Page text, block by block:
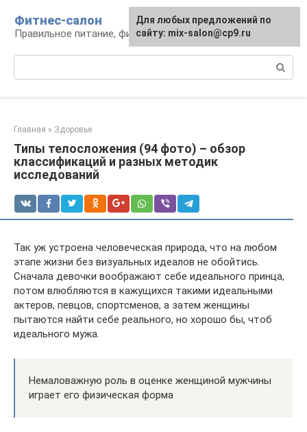
контенту
Фитнес-салон
Правильное питание, фитнес, образ жизни
Главная » Здоровье
Типы телосложения (94 фото) – обзор
классификаций и разных методик
исследований
Так уж устроена человеческая природа, что на любом
этапе жизни без визуальных идеалов не обойтись.
Сначала девочки воображают себе идеального принца,
потом влюбляются в кажущихся такими идеальными
актеров, певцов, спортсменов, а затем женщины
пытаются найти себе реального, но хорошо бы, чтоб
идеального мужа.
Немаловажную роль в оценке женщиной мужчины
играет его физическая форма
Для любых предложений по
сайту: mix-salon@cp9.ru